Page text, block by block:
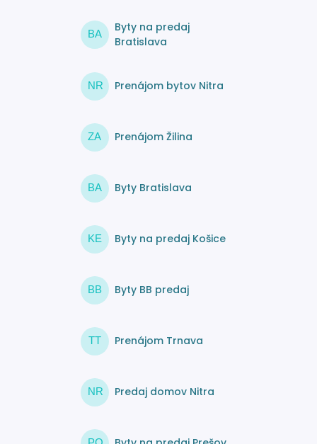
BA
Byty na predaj
Bratislava
NR Prenájom bytov Nitra
ZA Prenájom Žilina
BA Byty Bratislava
KE Byty na predaj Košice
BB Byty BB predaj
TT Prenájom Trnava
NR Predaj domov Nitra